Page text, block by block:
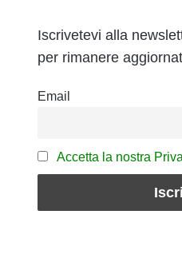
Iscrivetevi alla
per rimanere
Email
Accetta la nostra